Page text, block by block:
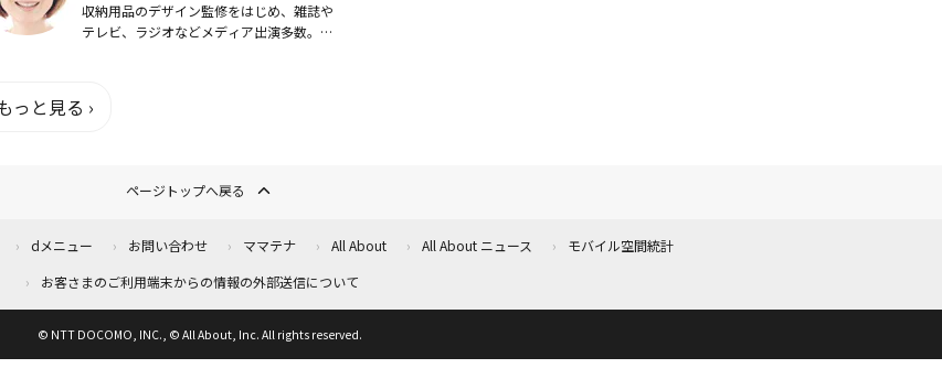
収納用品のデザイン監修をはじめ、雑誌や
テレビ、ラジオなどメディア出演多数。著
っと見る ›
ページトップへ戻る
dメニュー お問い合わせ ママテナ All About All About ニュース
モバイル空間統計
お客さまのご利用端末からの情報の外部送信について
© NTT DOCOMO, INC., © All About, Inc. All rights reserved.